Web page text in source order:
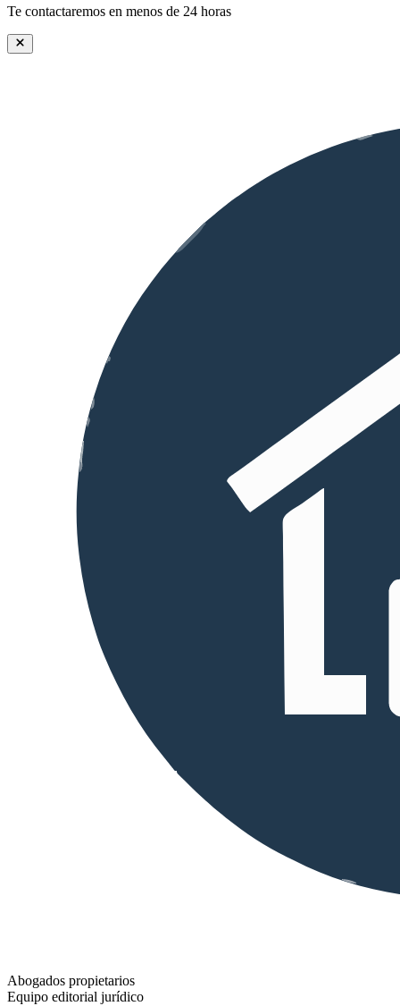
Te contactaremos en menos de 24 horas
Abogados propietarios
Equipo editorial jurídico